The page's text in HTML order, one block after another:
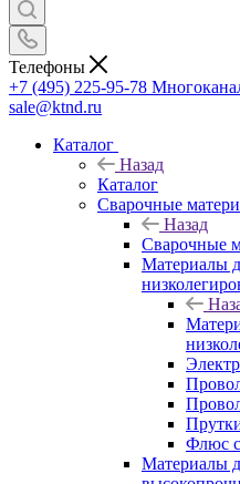
Телефоны
+7 (495) 225-95-78
sale@ktnd.ru
Каталог
Назад
Каталог
Сварочные
Назад
Сварочные
Материалы
Флюс
Материалы